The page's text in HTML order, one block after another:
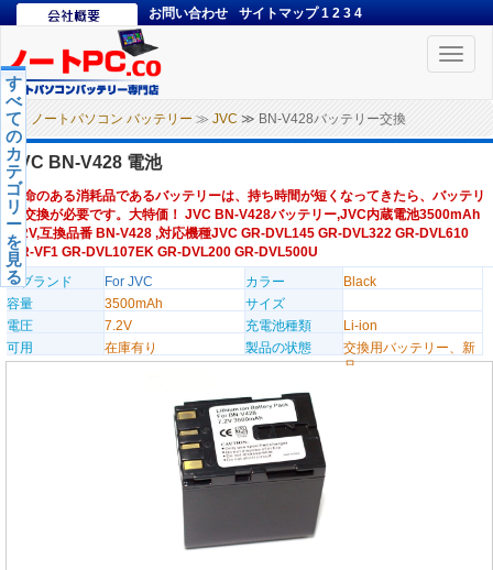
お問い合わせ サイトマップ 1 2 3 4
Toggle
ノートパソコン バッテリー ≫ JVC ≫ BN-V428バッテリー交換
す
べ
て
の
カ
テ
ゴ
リ
ー
を
見
る
JVC BN-V428 電池
寿命のある消耗品であるバッテリーは、持ち時間が短くなってきたら、バッテリ
ー交換が必要です。大特価！ JVC BN-V428バッテリー,JVC内蔵電池3500mAh
7.2V,互換品番 BN-V428 ,対応機種JVC GR-DVL145 GR-DVL322 GR-DVL610
GR-VF1 GR-DVL107EK GR-DVL200 GR-DVL500U
のブランド
For JVC カラー
Black
容量
3500mAh
サイズ
電圧
7.2V 充電池種類
Li-ion
可用
在庫有り 製品の状態
交換用バッテリー、新
品